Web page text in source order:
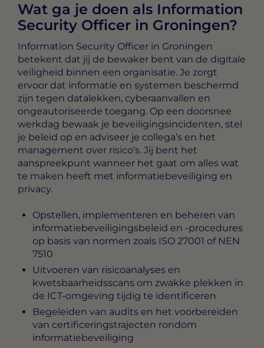
Wat ga je doen als Information
Security Officer in Groningen?
Information Security Officer in Groningen
betekent dat jij de bewaker bent van de digitale
veiligheid binnen een organisatie. Je zorgt
ervoor dat informatie en systemen beschermd
zijn tegen datalekken, cyberaanvallen en
ongeautoriseerde toegang. Op een doorsnee
werkdag bewaak je beveiligingsincidenten, stel
je beleid op en adviseer je collega’s en het
management over risico’s. Jij bent het
aanspreekpunt wanneer het gaat om alles wat
te maken heeft met informatiebeveiliging en
privacy.
Opstellen, implementeren en beheren van
informatiebeveiligingsbeleid en -procedures
op basis van normen zoals ISO 27001 of NEN
7510
Uitvoeren van risicoanalyses en
kwetsbaarheidsscans om zwakke plekken in
de ICT-omgeving tijdig te identificeren
Begeleiden van audits en het voorbereiden
van certificeringstrajecten rondom
informatiebeveiliging